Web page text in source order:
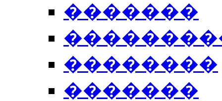
�������
��������
�������